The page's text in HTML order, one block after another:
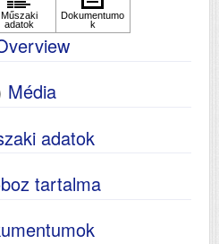
Média
adatok
tartalma